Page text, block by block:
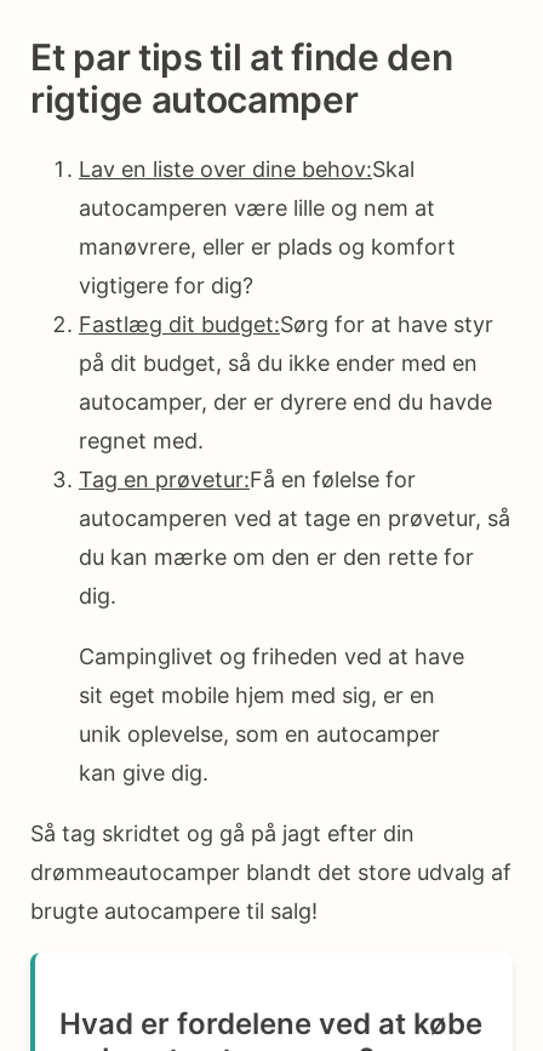
Et par tips til at finde den
rigtige autocamper
Lav en liste over dine behov:Skal
autocamperen være lille og nem at
manøvrere, eller er plads og komfort
vigtigere for dig?
Fastlæg dit budget:Sørg for at have styr
på dit budget, så du ikke ender med en
autocamper, der er dyrere end du havde
regnet med.
Tag en prøvetur:Få en følelse for
autocamperen ved at tage en prøvetur, så
du kan mærke om den er den rette for
dig.
Campinglivet og friheden ved at have
sit eget mobile hjem med sig, er en
unik oplevelse, som en autocamper
kan give dig.
Så tag skridtet og gå på jagt efter din
drømmeautocamper blandt det store udvalg af
brugte autocampere til salg!
Hvad er fordelene ved at købe